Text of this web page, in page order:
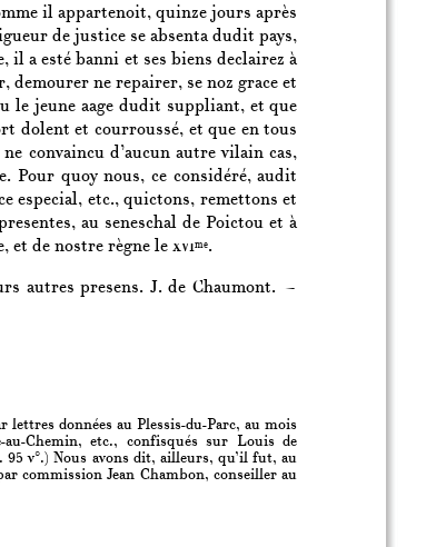
il appartenoit, quinze jours après
de justice se absenta dudit pays,
il a esté banni et ses biens declairez à
ne repairer, se noz grace et
le jeune aage dudit suppliant, et que
dolent et courroussé, et que en tous
convaincu d’aucun autre vilain cas,
Pour quoy nous, ce considéré, audit
especial, etc., quictons, remettons et
au seneschal de Poictou et à
et de nostre règne le xvime.
autres presens. J. de Chaumont. —
données au Plessis-du-Parc, au mois
Chemin, etc., confisqués sur Louis de
95 v°.) Nous avons dit, ailleurs, qu’il fut, au
commission Jean Chambon, conseiller au